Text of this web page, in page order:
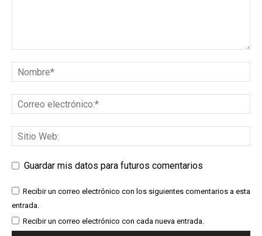
Guardar mis datos para futuros comentarios
Recibir un correo electrónico con los siguientes comentarios a esta
entrada.
Recibir un correo electrónico con cada nueva entrada.